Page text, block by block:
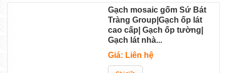
Gạch mosaic gốm Sứ Bát
Tràng Group|Gạch ốp lát
cao cấp| Gạch ốp tường|
Gạch lát nhà...
Giá: Liên hệ